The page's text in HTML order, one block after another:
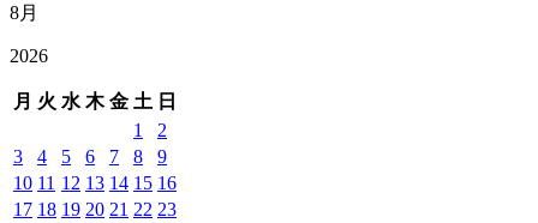
8月
2026
月 火 水 木 金 土 日
1
2
3
4 5 6 7 8
9
10 11 12 13 14 15 16
17 18 19 20 21 22 23